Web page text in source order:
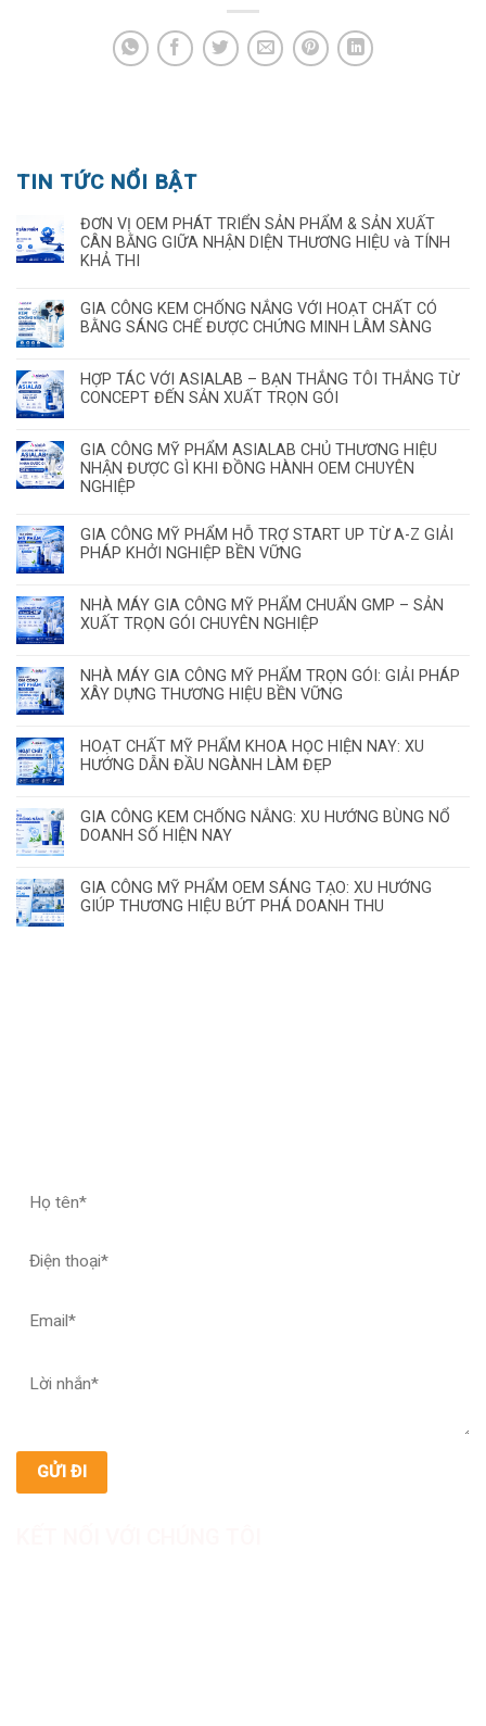
TIN TỨC NỔI BẬT
ĐƠN VỊ OEM PHÁT TRIỂN SẢN PHẨM & SẢN XUẤT
CÂN BẰNG GIỮA NHẬN DIỆN THƯƠNG HIỆU và TÍNH
KHẢ THI
GIA CÔNG KEM CHỐNG NẮNG VỚI HOẠT CHẤT CÓ
BẰNG SÁNG CHẾ ĐƯỢC CHỨNG MINH LÂM SÀNG
HỢP TÁC VỚI ASIALAB – BẠN THẮNG TÔI THẮNG TỪ
CONCEPT ĐẾN SẢN XUẤT TRỌN GÓI
GIA CÔNG MỸ PHẨM ASIALAB CHỦ THƯƠNG HIỆU
NHẬN ĐƯỢC GÌ KHI ĐỒNG HÀNH OEM CHUYÊN
NGHIỆP
GIA CÔNG MỸ PHẨM HỖ TRỢ START UP TỪ A-Z GIẢI
PHÁP KHỞI NGHIỆP BỀN VỮNG
NHÀ MÁY GIA CÔNG MỸ PHẨM CHUẨN GMP – SẢN
XUẤT TRỌN GÓI CHUYÊN NGHIỆP
NHÀ MÁY GIA CÔNG MỸ PHẨM TRỌN GÓI: GIẢI PHÁP
XÂY DỰNG THƯƠNG HIỆU BỀN VỮNG
HOẠT CHẤT MỸ PHẨM KHOA HỌC HIỆN NAY: XU
HƯỚNG DẪN ĐẦU NGÀNH LÀM ĐẸP
GIA CÔNG KEM CHỐNG NẮNG: XU HƯỚNG BÙNG NỔ
DOANH SỐ HIỆN NAY
GIA CÔNG MỸ PHẨM OEM SÁNG TẠO: XU HƯỚNG
GIÚP THƯƠNG HIỆU BỨT PHÁ DOANH THU